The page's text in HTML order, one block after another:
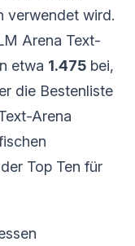
verwendet wird.
Arena Text-
etwa 1.475 bei,
die Bestenliste
Arena
Top Ten für